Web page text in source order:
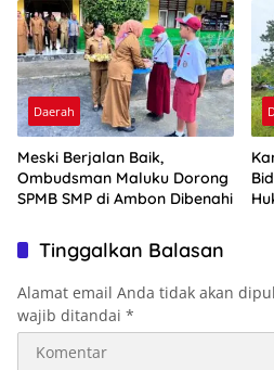
Daerah
Meski Berjalan Baik,
Ombudsman Maluku Dorong
SPMB SMP di Ambon Dibenahi
Tinggalkan Balasan
Alamat email Anda tidak akan
wajib ditandai *